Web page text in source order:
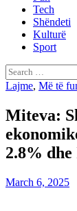
Tech
Shëndeti
Kulturë
Sport
Search
for:
Lajme, Më të
Miteva:
2.8%
March 6, 2025